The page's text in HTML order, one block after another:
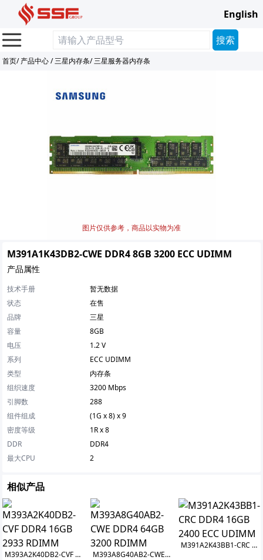
English
首页/产品中心/三星内存条/三星服务器内存条
图片仅供参考，商品以实物为准
M391A1K43DB2-CWE DDR4 8GB 3200 ECC UDIMM
产品属性
技术手册
暂无数据
状态
在售
品牌
三星
容量
8GB
电压
1.2 V
系列
ECC UDIMM
类型
内存条
组织速度
3200 Mbps
引脚数
288
组件组成
(1G x 8) x 9
密度等级
1R x 8
DDR
DDR4
最大CPU
2
相似产品
M393A2K40DB2-CVF DDR4 16GB 2933 RDIMM M393A8G40AB2-CWE DDR4 64GB 3200 RDIMM
M391A2K43BB1-CRC DDR4 16GB 2400 ECC UDIMM